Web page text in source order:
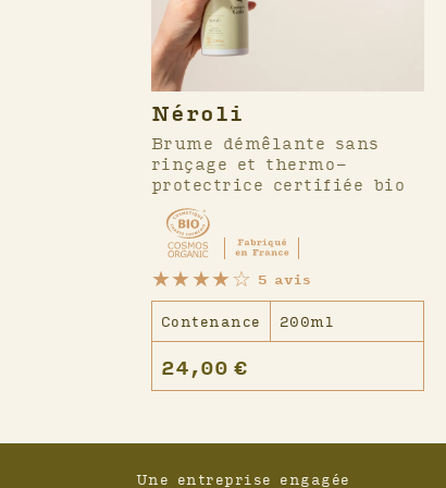
Néroli
Brume démêlante sans
rinçage et thermo-
protectrice certifiée bio
★★★★☆ 5 avis
Contenance 200ml
24,00€
Une entreprise engagée